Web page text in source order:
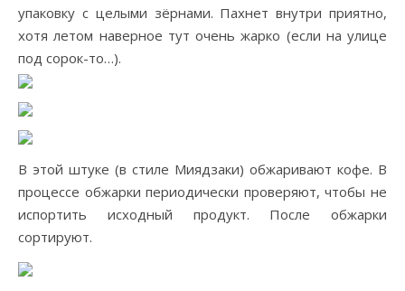
упаковку с целыми зёрнами. Пахнет внутри приятно,
хотя летом наверное тут очень жарко (если на улице
под сорок-то…).
В этой штуке (в стиле Миядзаки) обжаривают кофе. В
процессе обжарки периодически проверяют, чтобы не
испортить исходный продукт. После обжарки
сортируют.